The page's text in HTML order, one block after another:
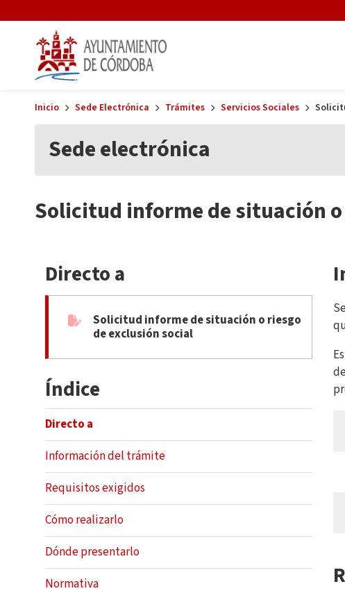
Inicio Sede Electrónica Trámites Servicios Sociales
Sede electrónica
Solicitud informe de situación
Directo a
Solicitud informe de situación o riesgo
de exclusión social
Índice
Directo a
Información del trámite
Requisitos exigidos
Cómo realizarlo
Dónde presentarlo
Normativa